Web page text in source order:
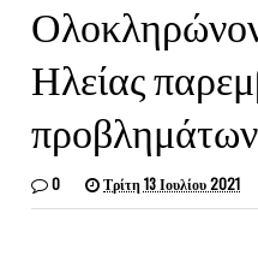
Ηλείας
0 Τρίτη 13 Ιουλίου 2021